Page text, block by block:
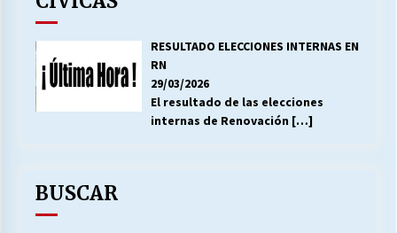
RESULTADO ELECCIONES INTERNAS EN
RN
29/03/2026
El resultado de las elecciones
internas de Renovación […]
BUSCAR